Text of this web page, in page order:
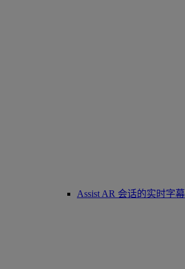
Assist AR 会话的实时字幕